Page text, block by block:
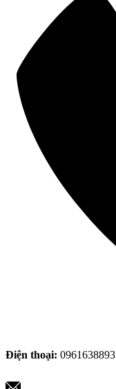
Điện thoại: 0961638893